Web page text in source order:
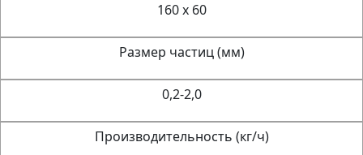
160 x 60
Размер частиц (мм)
0,2-2,0
Производительность (кг/ч)